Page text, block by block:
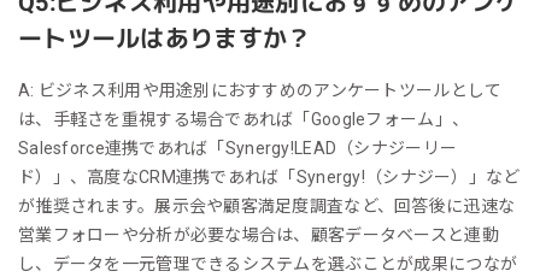
ートツールはありますか？
A: ビジネス利用や用途別におすすめのアンケートツールとして
は、手軽さを重視する場合であれば「Googleフォーム」、
Salesforce連携であれば「Synergy!LEAD（シナジーリー
ド）」、高度なCRM連携であれば「Synergy!（シナジー）」など
が推奨されます。展示会や顧客満足度調査など、回答後に迅速な
営業フォローや分析が必要な場合は、顧客データベースと連動
し、データを一元管理できるシステムを選ぶことが成果につなが